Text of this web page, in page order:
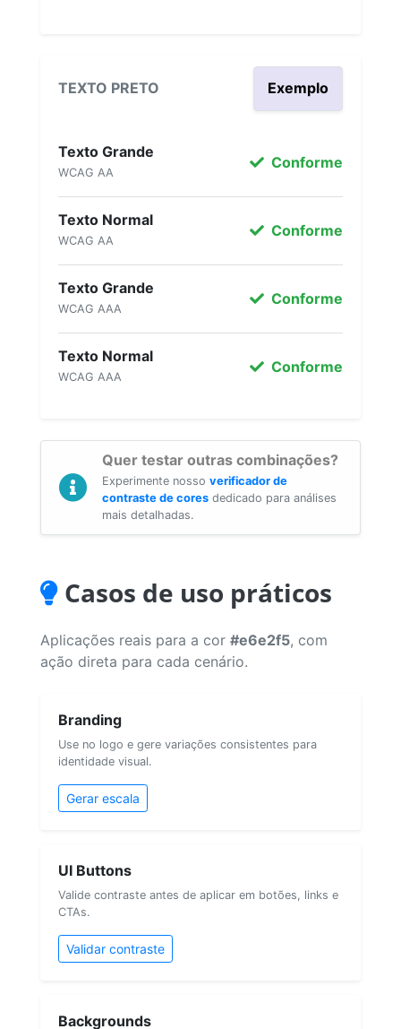
TEXTO PRETO Exemplo
Texto Grande
WCAG AA
Conforme
Texto Normal
WCAG AA
Conforme
Texto Grande
WCAG AAA
Conforme
Texto Normal
WCAG AAA
Conforme
Quer testar outras combinações?
Experimente nosso verificador de
contraste de cores dedicado para análises
mais detalhadas.
Casos de uso práticos
Aplicações reais para a cor #e6e2f5, com
ação direta para cada cenário.
Branding
Use no logo e gere variações consistentes para
identidade visual.
Gerar escala
UI Buttons
Valide contraste antes de aplicar em botões, links e
CTAs.
Validar contraste
Backgrounds